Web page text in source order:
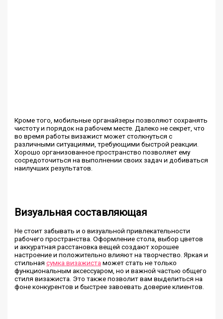
Кроме того, мобильные органайзеры позволяют сохранять
чистоту и порядок на рабочем месте. Далеко не секрет, что
во время работы визажист может столкнуться с
различными ситуациями, требующими быстрой реакции.
Хорошо организованное пространство позволяет ему
сосредоточиться на выполнении своих задач и добиваться
наилучших результатов.
Визуальная составляющая
Не стоит забывать и о визуальной привлекательности
рабочего пространства. Оформление стола, выбор цветов
и аккуратная расстановка вещей создают хорошее
настроение и положительно влияют на творчество. Яркая и
стильнаясумка визажиста может стать не только
функциональным аксессуаром, но и важной частью общего
стиля визажиста. Это также позволит вам выделиться на
фоне конкурентов и быстрее завоевать доверие клиентов.